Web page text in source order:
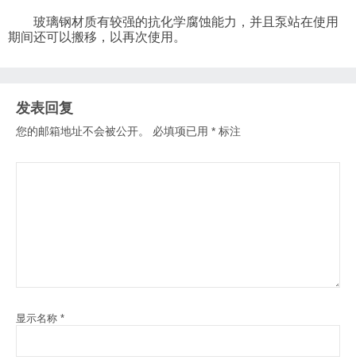
玻璃钢材质有较强的抗化学腐蚀能力，并且泵站在使用
期间还可以搬移，以再次使用。
发表回复
您的邮箱地址不会被公开。 必填项已用 * 标注
显示名称 *